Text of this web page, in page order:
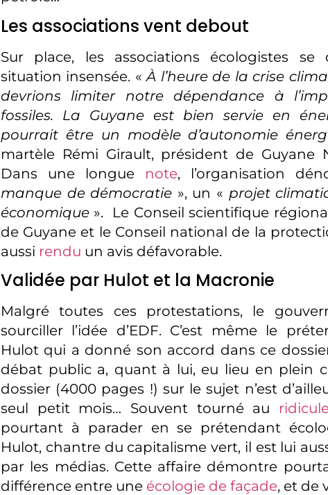
Les associations vent debout
Sur place, les associations écologistes
situation insensée. «À l’heure de la crise
devrions limiter notre dépendance à
fossiles. La Guyane est bien servie en
pourrait être un modèle d’autonomie
martèle Rémi Girault, président de Guyane
Dans une longue note, l’organisation
manque de démocratie », un « projet
économique ». Le Conseil scientifique
de Guyane et le Conseil national de la
aussi rendu un avis défavorable.
Validée par Hulot et la Macronie
Malgré toutes ces protestations, le
sourciller l’idée d’EDF. C’est même le
Hulot qui a donné son accord dans ce
débat public a, quant à lui, eu lieu en plein
dossier (4000 pages !) sur le sujet n’est
seul petit mois… Souvent tourné au
pourtant à parader en se prétendant
Hulot, chantre du capitalisme vert, il est lui
par les médias. Cette affaire démontre
différence entre une écologie de façade, et de